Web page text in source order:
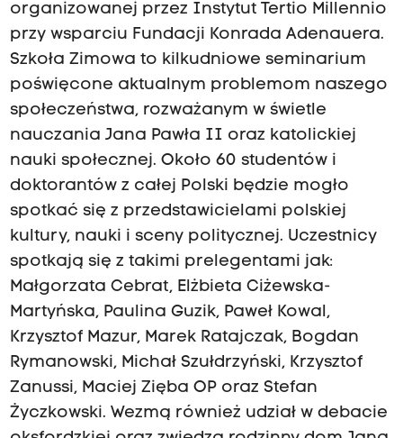
organizowanej przez Instytut Tertio Millennio
przy wsparciu Fundacji Konrada Adenauera.
Szkoła Zimowa to kilkudniowe seminarium
poświęcone aktualnym problemom naszego
społeczeństwa, rozważanym w świetle
nauczania Jana Pawła II oraz katolickiej
nauki społecznej. Około 60 studentów i
doktorantów z całej Polski będzie mogło
spotkać się z przedstawicielami polskiej
kultury, nauki i sceny politycznej. Uczestnicy
spotkają się z takimi prelegentami jak:
Małgorzata Cebrat, Elżbieta Ciżewska-
Martyńska, Paulina Guzik, Paweł Kowal,
Krzysztof Mazur, Marek Ratajczak, Bogdan
Rymanowski, Michał Szułdrzyński, Krzysztof
Zanussi, Maciej Zięba OP oraz Stefan
Życzkowski. Wezmą również udział w debacie